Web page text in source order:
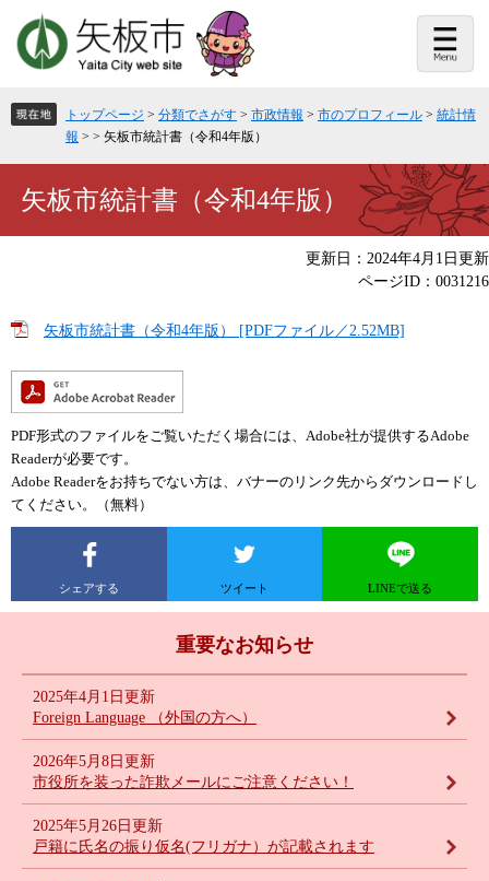
頭
で
飛
ば
て
トップページ > 分類でさがす > 市政情報 > 市のプロフィール > 統計情
報 > > 矢板市統計書（令和4年版）
矢板市統計書（令和4年版）
更新日：2024年4月1日更新
ページID：0031216
矢板市統計書（令和4年版） [PDFファイル／2.52MB]
PDF形式のファイルをご覧いただく場合には、Adobe社が提供するAdobe
Readerが必要です。
Adobe Readerをお持ちでない方は、バナーのリンク先からダウンロードし
てください。（無料）
シェアする ツイート LINEで送る
重要なお知らせ
Foreign Language （外国の方へ）
2025年4月1日更新
市役所を装った詐欺メールにご注意ください！
2026年5月8日更新
戸籍に氏名の振り仮名(フリガナ）が記載されます
2025年5月26日更新